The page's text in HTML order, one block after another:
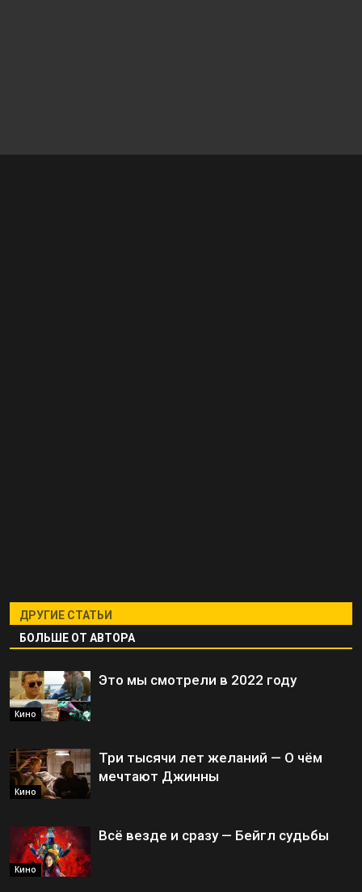
ДРУГИЕ СТАТЬИ
БОЛЬШЕ ОТ АВТОРА
Кино
Это мы смотрели в 2022 году
Кино
Три тысячи лет желаний — О чём
мечтают Джинны
Кино
Всё везде и сразу — Бейгл судьбы